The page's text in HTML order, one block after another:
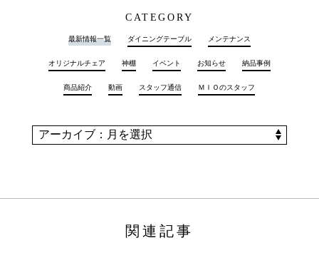
CATEGORY
最新情報一覧 ダイニングテーブル メンテナンス
オリジナルチェア 神棚 イベント お知らせ 納品事例
商品紹介 動画 スタッフ通信 ＭＩＯのスタッフ
関連記事